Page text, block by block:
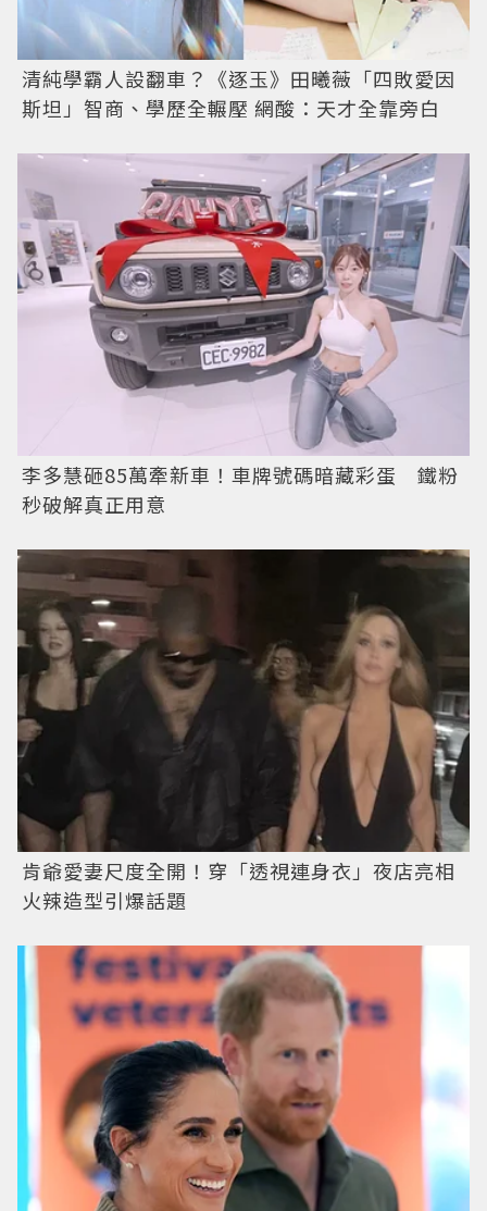
清純學霸人設翻車？《逐玉》田曦薇「四敗愛因
斯坦」智商、學歷全輾壓 網酸：天才全靠旁白
李多慧砸85萬牽新車！車牌號碼暗藏彩蛋 鐵粉
秒破解真正用意
肯爺愛妻尺度全開！穿「透視連身衣」夜店亮相
火辣造型引爆話題